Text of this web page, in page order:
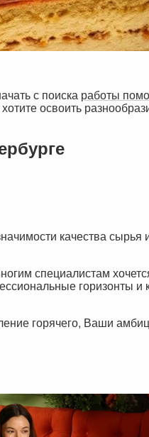
с поиска работы
освоить
качества сырья
специалистам
горизонты и
горячего, Ваши